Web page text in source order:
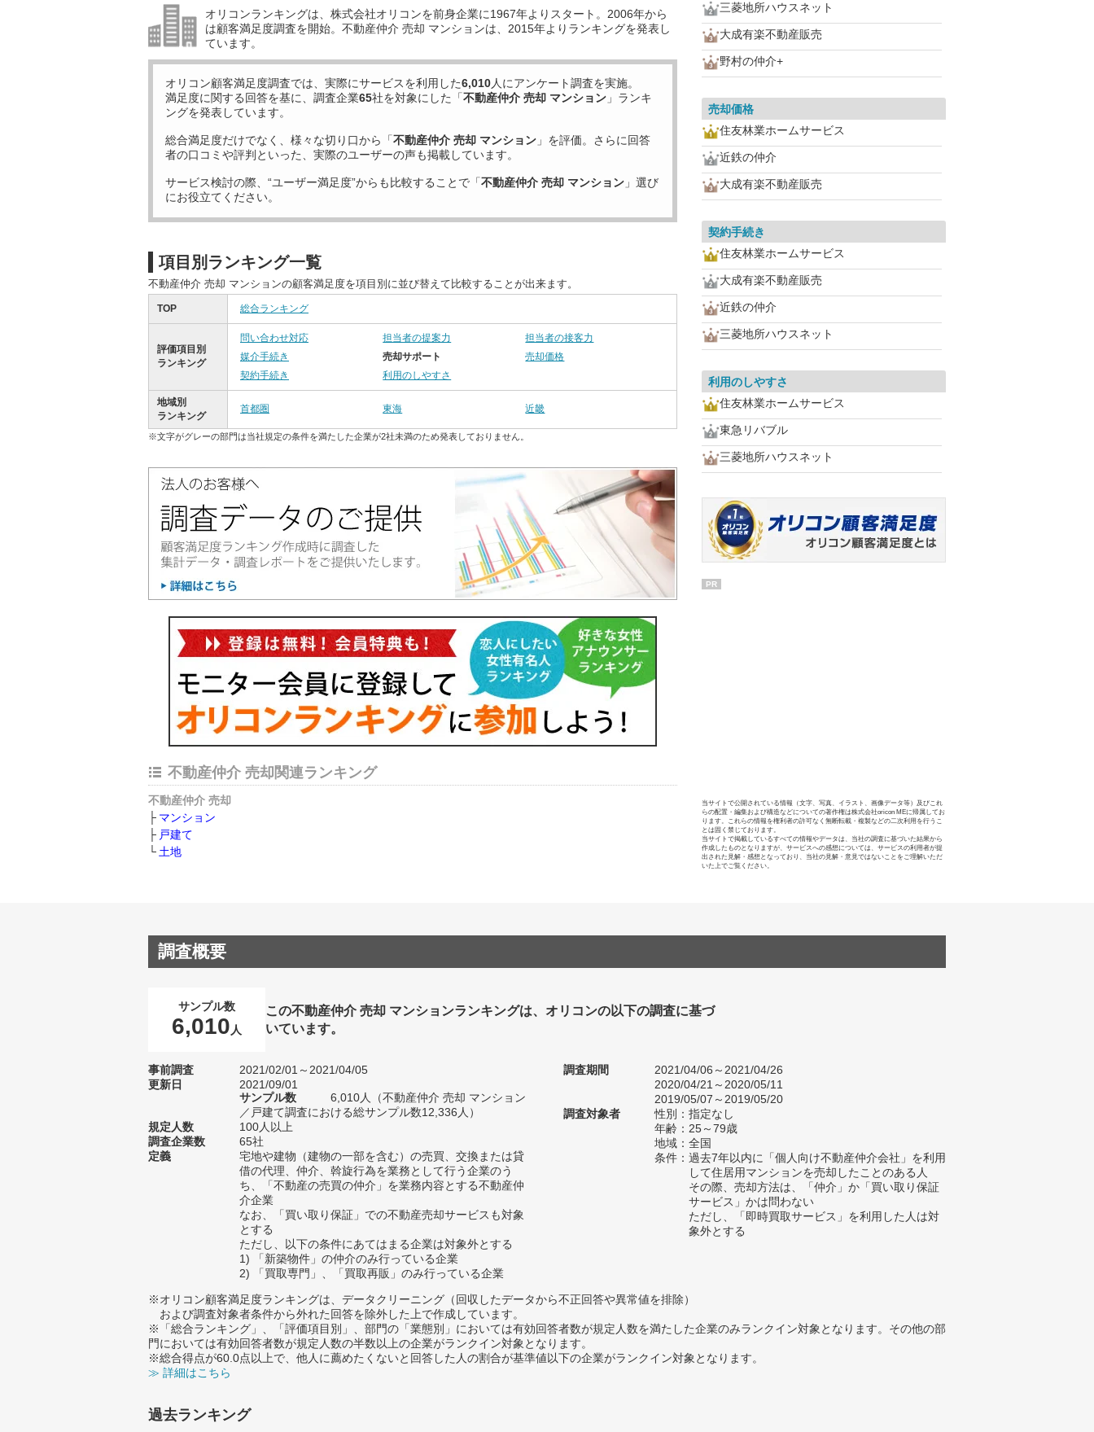
オリコンランキングは、株式会社オリコンを前身企業に1967年よりスタート。2006年から
は顧客満足度調査を開始。不動産仲介 売却 マンションは、2015年よりランキングを発表し
ています。
オリコン顧客満足度調査では、実際にサービスを利用した6,010人にアンケート調査を実施。
満足度に関する回答を基に、調査企業65社を対象にした「不動産仲介 売却 マンション 」ランキ
ングを発表しています。
総合満足度だけでなく、様々な切り口から「不動産仲介 売却 マンション 」を評価。さらに回答
者の口コミや評判といった、実際のユーザーの声も掲載しています。
サービス検討の際、“ユーザー満足度”からも比較することで「不動産仲介 売却 マンション 」選び
にお役立てください。
項目別ランキング一覧
不動産仲介 売却 マンションの顧客満足度を項目別に並び替えて比較することが出来ます。
TOP 総合ランキング
評価項目別
ランキング
問い合わせ対応 担当者の提案力
担当者の接客力
媒介手続き
売却サポート
売却価格
契約手続き
利用のしやすさ
地域別
ランキング
首都圏 東海 近畿
※文字がグレーの部門は当社規定の条件を満たした企業が2社未満のため発表しておりません。
不動産仲介 売却関連ランキング
不動産仲介 売却
マンション
戸建て
土地
三菱地所ハウスネット
大成有楽不動産販売
野村の仲介+
売却価格
住友林業ホームサービス
近鉄の仲介
大成有楽不動産販売
契約手続き
住友林業ホームサービス
大成有楽不動産販売
近鉄の仲介
三菱地所ハウスネット
利用のしやすさ
住友林業ホームサービス
東急リバブル
三菱地所ハウスネット
PR
当サイトで公開されている情報（文字、写真、イラスト、画像データ等）及びこれ
らの配置・編集および構造などについての著作権は株式会社oricon MEに帰属してお
ります。これらの情報を権利者の許可なく無断転載・複製などの二次利用を行うこ
とは固く禁じております。
当サイトで掲載しているすべての情報やデータは、当社の調査に基づいた結果から
作成したものとなりますが、サービスへの感想については、サービスの利用者が提
出された見解・感想となっており、当社の見解・意見ではないことをご理解いただ
いた上でご覧ください。
調査概要
サンプル数
6,010 人
この不動産仲介 売却 マンションランキングは、オリコンの以下の調査に基づ
いています。
事前調査
2021/02/01～2021/04/05
更新日
2021/09/01
サンプル数
6,010人（不動産仲介 売却 マンション
／戸建て調査における総サンプル数12,336人）
規定人数
100人以上
調査企業数
65社
定義
宅地や建物（建物の一部を含む）の売買、交換または貸
借の代理、仲介、斡旋行為を業務として行う企業のう
ち、「不動産の売買の仲介」を業務内容とする不動産仲
介企業
なお、「買い取り保証」での不動産売却サービスも対象
とする
ただし、以下の条件にあてはまる企業は対象外とする
1) 「新築物件」の仲介のみ行っている企業
2) 「買取専門」、「買取再販」のみ行っている企業
調査期間
2021/04/06～2021/04/26
2020/04/21～2020/05/11
2019/05/07～2019/05/20
調査対象者
性別：指定なし
年齢：25～79歳
地域：全国
条件：過去7年以内に「個人向け不動産仲介会社」を利用
して住居用マンションを売却したことのある人
その際、売却方法は、「仲介」か「買い取り保証
サービス」かは問わない
ただし、「即時買取サービス」を利用した人は対
象外とする
※オリコン顧客満足度ランキングは、データクリーニング（回収したデータから不正回答や異常値を排除）
および調査対象者条件から外れた回答を除外した上で作成しています。
※「総合ランキング」、「評価項目別」、部門の「業態別」においては有効回答者数が規定人数を満たした企業のみランクイン対象となります。その他の部
門においては有効回答者数が規定人数の半数以上の企業がランクイン対象となります。
※総合得点が60.0点以上で、他人に薦めたくないと回答した人の割合が基準値以下の企業がランクイン対象となります。
≫ 詳細はこちら
過去ランキング